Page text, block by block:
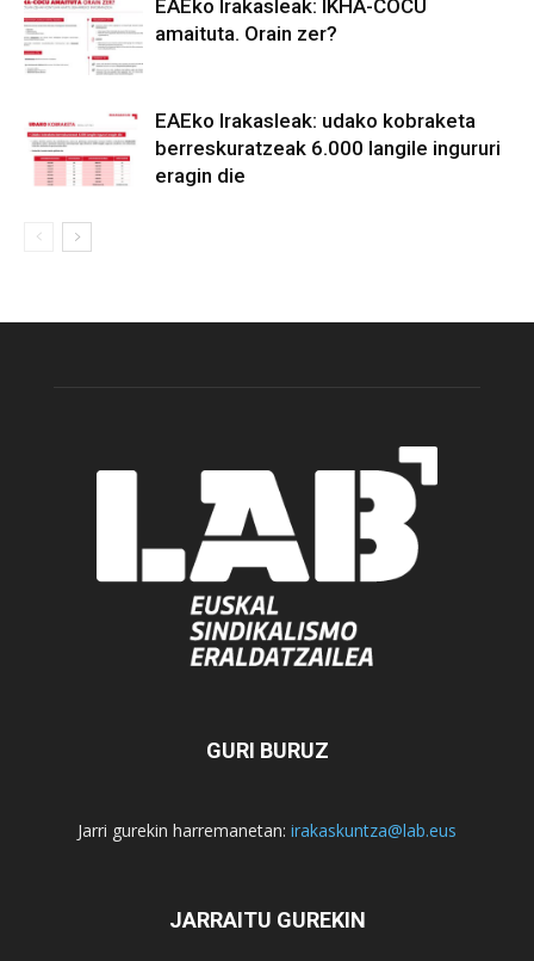
EAEko Irakasleak: IKHA-COCU
amaituta. Orain zer?
EAEko Irakasleak: udako kobraketa
berreskuratzeak 6.000 langile ingururi
eragin die
GURI BURUZ
Jarri gurekin harremanetan: irakaskuntza@lab.eus
JARRAITU GUREKIN